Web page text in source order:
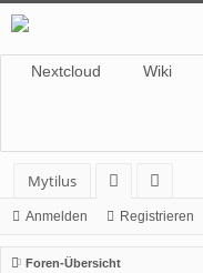
Nextcloud Wiki
Mytilus
or
en
itg
lie
Anmelden Registrieren
Foren-Übersicht